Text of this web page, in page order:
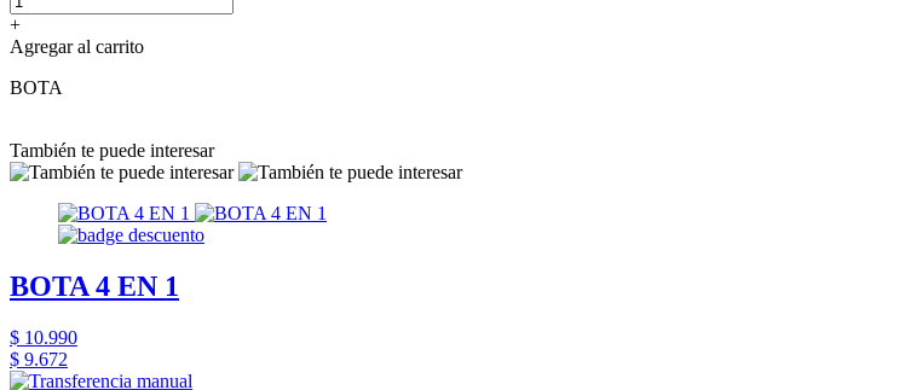
+
Agregar al carrito
BOTA
También te puede interesar
BOTA 4 EN 1
$ 10.990
$ 9.672